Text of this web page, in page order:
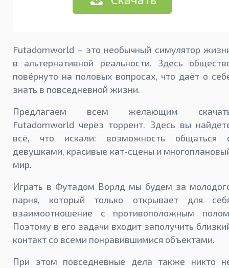
Futadomworld – это необычный симулятор
в альтернативной реальности. Здесь
повёрнуто на половых вопросах, что даёт о
знать в повседневной жизни.
Предлагаем всем желающим
Futadomworld через торрент. Здесь вы
всё, что искали: возможность общаться
девушками, красивые кат-сцены и
мир.
Играть в Футадом Ворлд мы будем за
парня, который только открывает для
взаимоотношение с противоположным
Поэтому в его задачи входит заполучить
контакт со всеми понравившимися объектами.
При этом повседневные дела также никто